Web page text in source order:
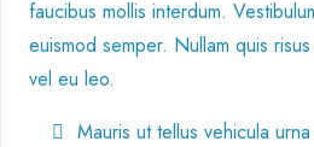
faucibus mollis interdum.
euismod semper. Nullam quis
vel eu leo.
Mauris ut tellus vehicula